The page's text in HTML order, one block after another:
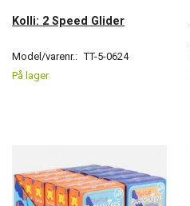
Kolli: 2 Speed Glider
Model/varenr.: TT-5-0624
På lager